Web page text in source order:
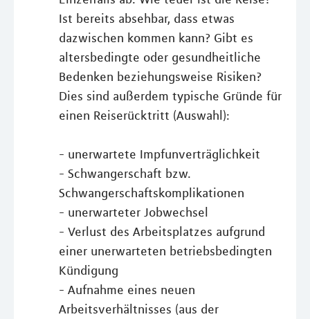
Ist bereits absehbar, dass etwas
dazwischen kommen kann? Gibt es
altersbedingte oder gesundheitliche
Bedenken beziehungsweise Risiken?
Dies sind außerdem typische Gründe für
einen Reiserücktritt (Auswahl):
- unerwartete Impfunverträglichkeit
- Schwangerschaft bzw.
Schwangerschaftskomplikationen
- unerwarteter Jobwechsel
- Verlust des Arbeitsplatzes aufgrund
einer unerwarteten betriebsbedingten
Kündigung
- Aufnahme eines neuen
Arbeitsverhältnisses (aus der